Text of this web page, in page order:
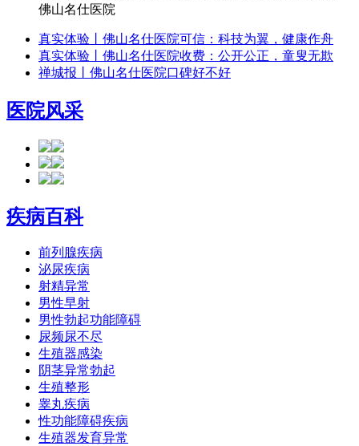
佛山名仕医院
真实体验丨佛山名仕医院可信：科技为翼，健康作舟
真实体验丨佛山名仕医院收费：公开公正，童叟无欺
禅城报丨佛山名仕医院口碑好不好
医院风采
疾病百科
前列腺疾病
泌尿疾病
射精异常
男性早射
男性勃起功能障碍
尿频尿不尽
生殖器感染
阴茎异常勃起
生殖整形
睾丸疾病
性功能障碍疾病
生殖器发育异常